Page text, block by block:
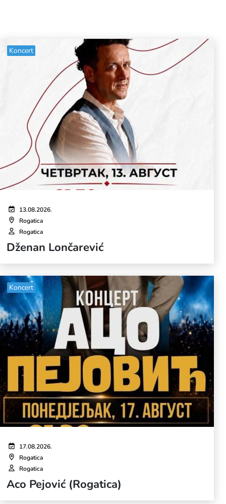
Koncert
13.08.2026.
Rogatica
Rogatica
Dženan Lončarević
Koncert
17.08.2026.
Rogatica
Rogatica
Aco Pejović (Rogatica)